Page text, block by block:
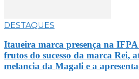
DESTAQUES
Itaueira marca presença na IFPA
frutos do sucesso da marca Rei,
melancia da Magali e a